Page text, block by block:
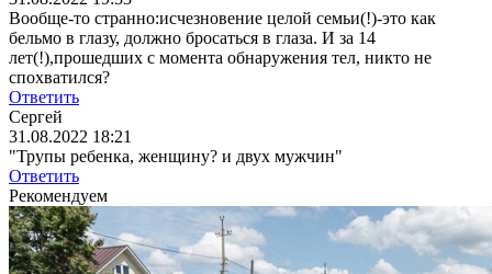
Вообще-то странно:исчезновение целой семьи(!)-это как
бельмо в глазу, должно бросаться в глаза. И за 14
лет(!),прошедших с момента обнаружения тел, никто не
спохватился?
Ответить
Сергей
31.08.2022 18:21
"Трупы ребенка, женщину? и двух мужчин"
Ответить
Рекомендуем